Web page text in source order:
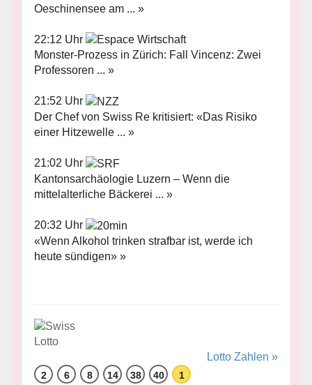
Oeschinensee am ... »
22:12 Uhr
Monster-Prozess in Zürich: Fall Vincenz: Zwei
Professoren ... »
21:52 Uhr
Der Chef von Swiss Re kritisiert: «Das Risiko
einer Hitzewelle ... »
21:02 Uhr
Kantonsarchäologie Luzern – Wenn die
mittelalterliche Bäckerei ... »
20:32 Uhr
«Wenn Alkohol trinken strafbar ist, werde ich
heute sündigen» »
Lotto Zahlen »
2 6 8 14 38 40 1